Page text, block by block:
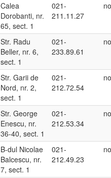
Calea
Dorobanti, nr.
65, sect. 1
021-
211.11.27
Str. Radu
Beller, nr. 6,
sect. 1
021-
233.89.61
Str. Garii de
Nord, nr. 2,
sect. 1
021-
212.72.54
Str. George
Enescu, nr.
36-40, sect. 1
021-
212.53.34
B-dul Nicolae
Balcescu, nr.
7, sect. 1
021-
212.49.23